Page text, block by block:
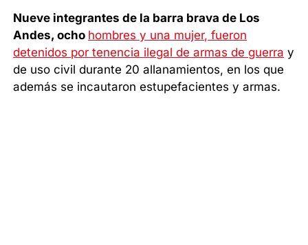
Nueve integrantes de la barra brava de Los
Andes, ocho hombres y una mujer, fueron
detenidos por tenencia ilegal de armas de guerra y
de uso civil durante 20 allanamientos, en los que
además se incautaron estupefacientes y armas.